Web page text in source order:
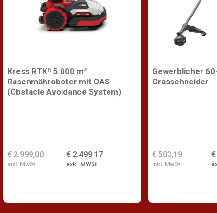
Kress RTKⁿ 5.000 m²
Rasenmähroboter mit OAS
(Obstacle Avoidance System)
€ 2.499,17
exkl. MWSt
€ 2.999,00
inkl. MwSt
Gewerblicher
Grasschneider
€
€ 503,19
inkl. MwSt